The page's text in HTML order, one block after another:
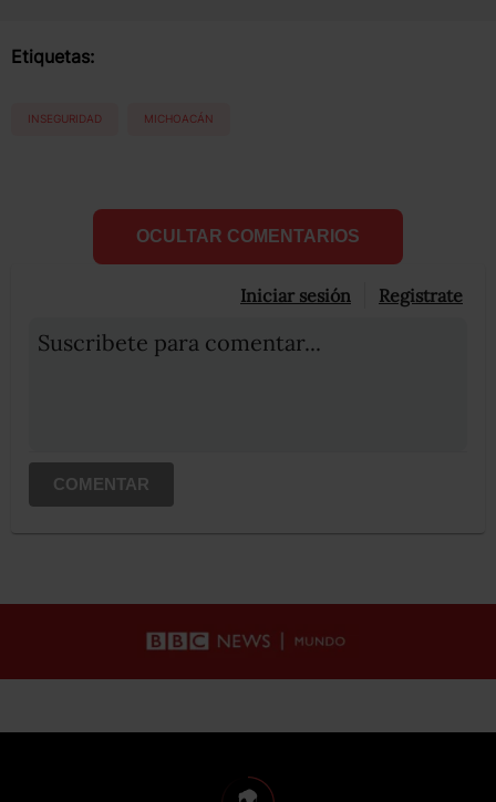
Etiquetas:
INSEGURIDAD MICHOACÁN
OCULTAR COMENTARIOS
Iniciar sesión Registrate
Suscribete para comentar...
COMENTAR